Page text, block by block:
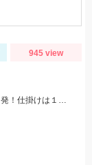
945 view
おまつりや思わぬ大物に仕掛けを切られてしまうこと多発！仕掛けは１０セットはあると安心です！